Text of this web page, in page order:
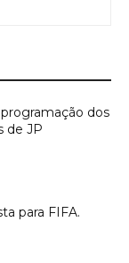
dos
de JP
para FIFA.